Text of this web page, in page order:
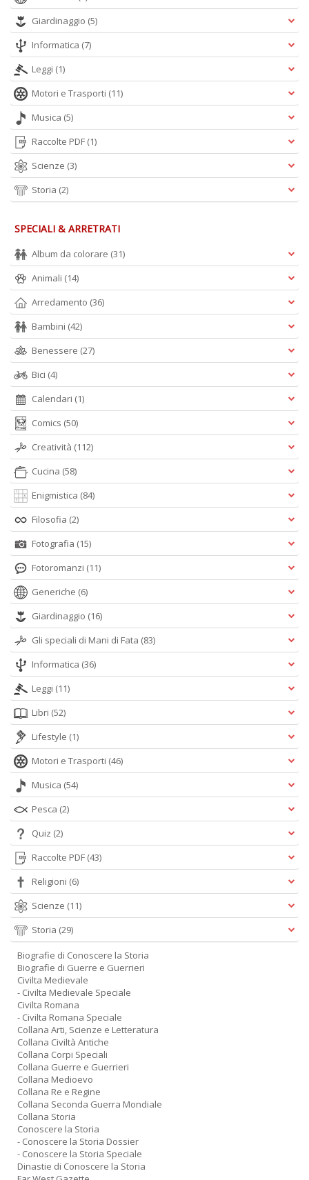
Giardinaggio (5)
Informatica (7)
Leggi (1)
Motori e Trasporti (11)
Musica (5)
Raccolte PDF (1)
Scienze (3)
Storia (2)
SPECIALI & ARRETRATI
Album da colorare (31)
Animali (14)
Arredamento (36)
Bambini (42)
Benessere (27)
Bici (4)
Calendari (1)
Comics (50)
Creatività (112)
Cucina (58)
Enigmistica (84)
Filosofia (2)
Fotografia (15)
Fotoromanzi (11)
Generiche (6)
Giardinaggio (16)
Gli speciali di Mani di Fata (83)
Informatica (36)
Leggi (11)
Libri (52)
Lifestyle (1)
Motori e Trasporti (46)
Musica (54)
Pesca (2)
Quiz (2)
Raccolte PDF (43)
Religioni (6)
Scienze (11)
Storia (29)
Biografie di Conoscere la Storia
Biografie di Guerre e Guerrieri
Civilta Medievale
- Civilta Medievale Speciale
Civilta Romana
- Civilta Romana Speciale
Collana Arti, Scienze e Letteratura
Collana Civiltà Antiche
Collana Corpi Speciali
Collana Guerre e Guerrieri
Collana Medioevo
Collana Re e Regine
Collana Seconda Guerra Mondiale
Collana Storia
Conoscere la Storia
- Conoscere la Storia Dossier
- Conoscere la Storia Speciale
Dinastie di Conoscere la Storia